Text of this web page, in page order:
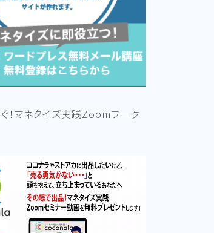
！マネタイズ実践Zoomワーク